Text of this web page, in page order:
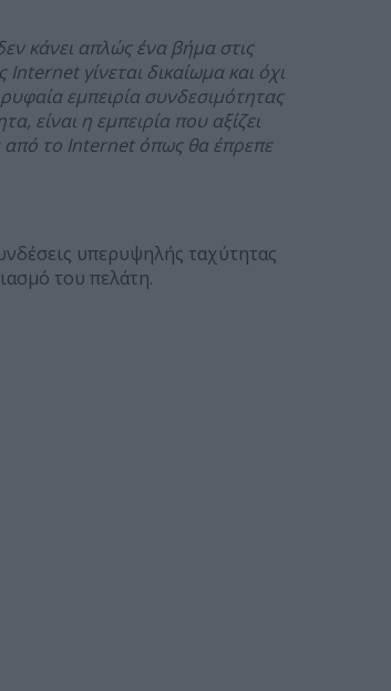
κάνει απλώς ένα βήμα στις
γίνεται δικαίωμα και όχι
εμπειρία συνδεσιμότητας
είναι η εμπειρία που αξίζει
από το Internet όπως θα έπρεπε
υπερυψηλής ταχύτητας
του πελάτη.